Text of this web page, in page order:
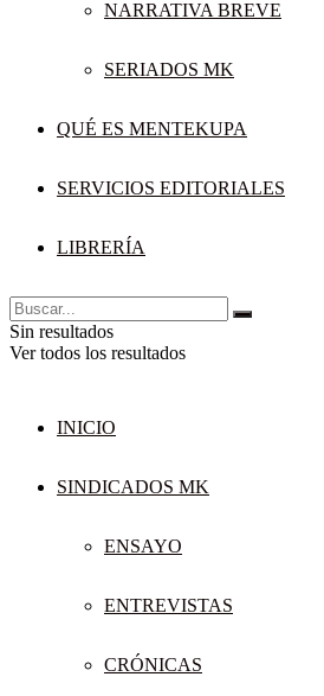
NARRATIVA BREVE
SERIADOS MK
QUÉ ES MENTEKUPA
SERVICIOS EDITORIALES
LIBRERÍA
Sin resultados
Ver todos los resultados
INICIO
SINDICADOS MK
ENSAYO
ENTREVISTAS
CRÓNICAS